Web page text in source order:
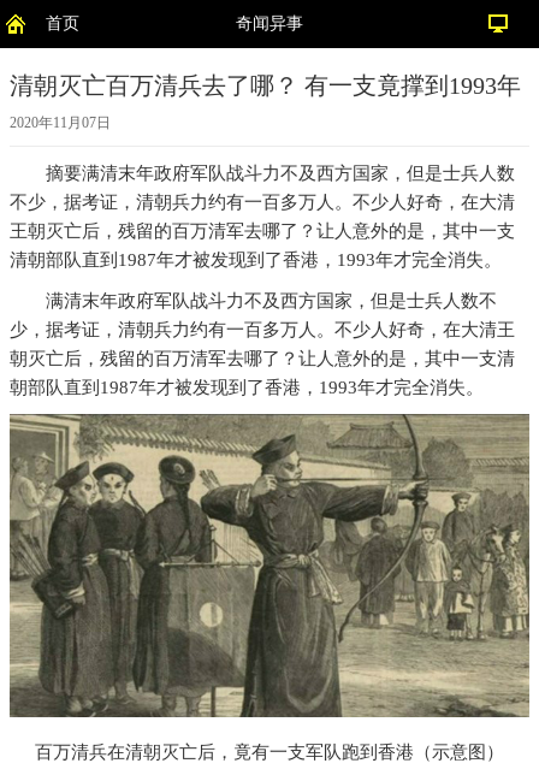
首页 奇闻异事
清朝灭亡百万清兵去了哪？ 有一支竟撑到1993年
2020年11月07日
摘要满清末年政府军队战斗力不及西方国家，但是士兵人数
不少，据考证，清朝兵力约有一百多万人。不少人好奇，在大清
王朝灭亡后，残留的百万清军去哪了？让人意外的是，其中一支
清朝部队直到1987年才被发现到了香港，1993年才完全消失。
满清末年政府军队战斗力不及西方国家，但是士兵人数不
少，据考证，清朝兵力约有一百多万人。不少人好奇，在大清王
朝灭亡后，残留的百万清军去哪了？让人意外的是，其中一支清
朝部队直到1987年才被发现到了香港，1993年才完全消失。
百万清兵在清朝灭亡后，竟有一支军队跑到香港（示意图）